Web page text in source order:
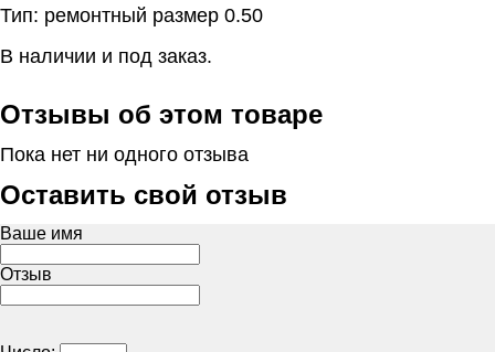
Тип: ремонтный размер 0.50
В наличии и под заказ.
Отзывы об этом товаре
Пока нет ни одного отзыва
Оставить свой отзыв
Ваше имя
Отзыв